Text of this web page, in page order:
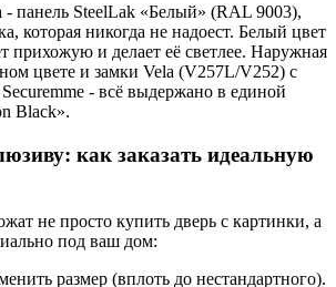
- панель SteelLak «Белый» (RAL 9003),
которая никогда не надоест. Белый цвет
прихожую и делает её светлее. Наружная
цвете и замки Vela (V257L/V252) с
- всё выдержано в единой
Black».
как заказать идеальную
не просто купить дверь с картинки, а
под ваш дом:
размер (вплоть до нестандартного).